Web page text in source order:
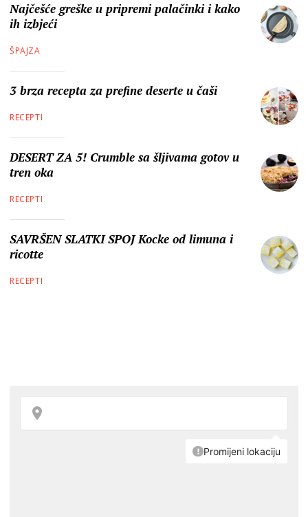
Najčešće greške u pripremi palačinki i kako
ih izbjeći
ŠPAJZA
3 brza recepta za prefine deserte u čaši
RECEPTI
DESERT ZA 5! Crumble sa šljivama gotov u
tren oka
RECEPTI
SAVRŠEN SLATKI SPOJ Kocke od limuna i
ricotte
RECEPTI